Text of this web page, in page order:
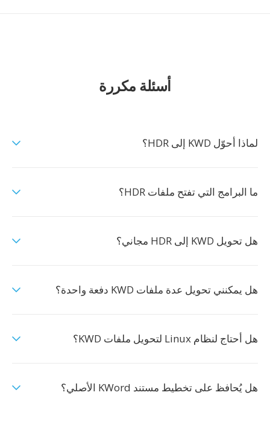
أسئلة مكررة
لماذا أحوّل KWD إلى HDR؟
ما البرامج التي تفتح ملفات HDR؟
هل تحويل KWD إلى HDR مجاني؟
هل يمكنني تحويل عدة ملفات KWD دفعة واحدة؟
هل أحتاج لنظام Linux لتحويل ملفات KWD؟
هل يُحافظ على تخطيط مستند KWord الأصلي؟